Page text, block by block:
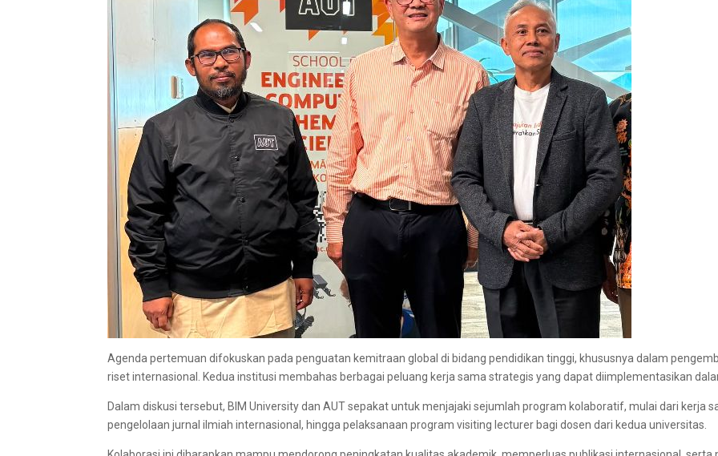
Agenda pertemuan difokuskan pada penguatan kemitraan global di bidang pendidikan tinggi, khususnya dalam
riset internasional. Kedua institusi membahas berbagai peluang kerja sama strategis yang dapat diimplementasikan
Dalam diskusi tersebut, BIM University dan AUT sepakat untuk menjajaki sejumlah program kolaboratif, mulai dari kerja
pengelolaan jurnal ilmiah internasional, hingga pelaksanaan program visiting lecturer bagi dosen dari kedua universitas.